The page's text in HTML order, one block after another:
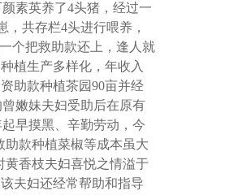
素英养了4头猪，经过一
，共存栏4头进行喂养，
个把救助款还上，逢人就
植生产多样化，年收入
助款种植茶园90亩并经
嫩妹夫妇受助后在原有
早摸黑、辛勤劳动，今
助款种植菜椒等成本虽大
黄香枝夫妇喜悦之情溢于
夫妇还经常帮助和指导